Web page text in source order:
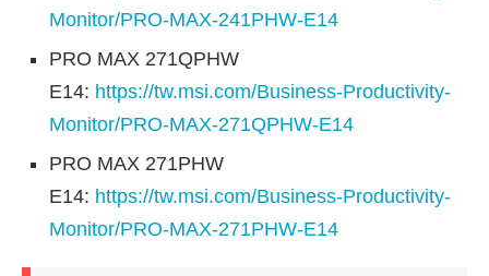
Monitor/PRO-MAX-241PHW-E14
PRO MAX 271QPHW
E14: https://tw.msi.com/Business-Productivity-
Monitor/PRO-MAX-271QPHW-E14
PRO MAX 271PHW
E14: https://tw.msi.com/Business-Productivity-
Monitor/PRO-MAX-271PHW-E14